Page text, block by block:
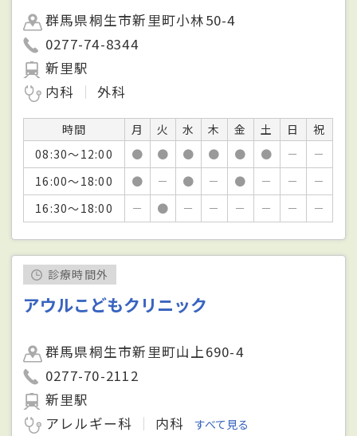
群馬県桐生市新里町小林50-4
0277-74-8344
新里駅
内科
外科
時間 月 火 水 木 金 土 日
祝
08:30～12:00
● ● ● ● ● ● －
－
16:00～18:00
● － ● － ● － －
－
16:30～18:00
－ ● － － － － － －
診療時間外
アウルこどもクリニック
群馬県桐生市新里町山上690-4
0277-70-2112
新里駅
アレルギー科
内科 すべて見る